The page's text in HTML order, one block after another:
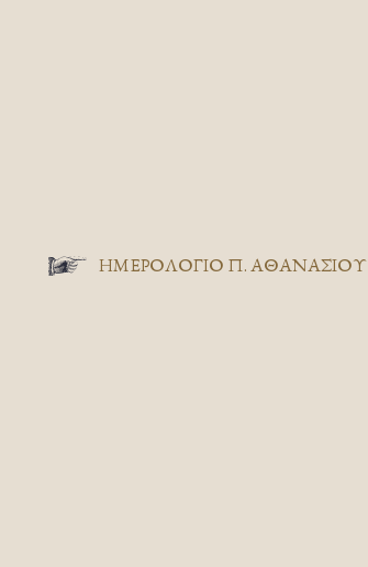
ΗΜΕΡΟΛΟΓΙΟ Π. ΑΘΑΝΑΣΙΟΥ